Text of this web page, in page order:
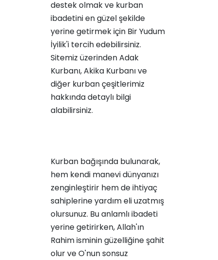
destek olmak ve kurban
ibadetini en güzel şekilde
yerine getirmek için Bir Yudum
İyilik'i tercih edebilirsiniz.
Sitemiz üzerindenAdak
Kurbanı,Akika Kurbanıve
diğer kurban çeşitlerimiz
hakkında detaylı bilgi
alabilirsiniz.
Kurban bağışında bulunarak,
hem kendi manevi dünyanızı
zenginleştirir hem de ihtiyaç
sahiplerine yardım eli uzatmış
olursunuz. Bu anlamlı ibadeti
yerine getirirken, Allah'ın
Rahim isminin güzelliğine şahit
olur ve O'nun sonsuz